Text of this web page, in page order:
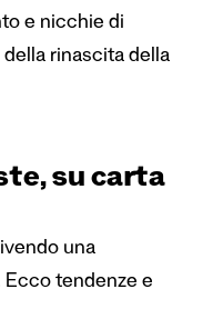
e nicchie di
rinascita della
su carta
una
tendenze e